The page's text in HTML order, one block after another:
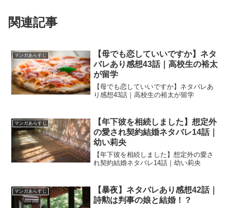
関連記事
マンガあらすじ
【母でも恋していいですか】ネタ
バレあり感想43話｜高校生の裕太
が留学
【母でも恋していいですか】ネタバレあ
り感想43話｜高校生の裕太が留学
マンガあらすじ
【年下彼を相続しました】想定外
の愛され契約結婚ネタバレ14話｜
幼い莉央
【年下彼を相続しました】想定外の愛さ
れ契約結婚ネタバレ14話｜幼い莉央
マンガあらすじ
【暴夜】ネタバレあり感想42話｜
詩勲は判事の娘と結婚！？